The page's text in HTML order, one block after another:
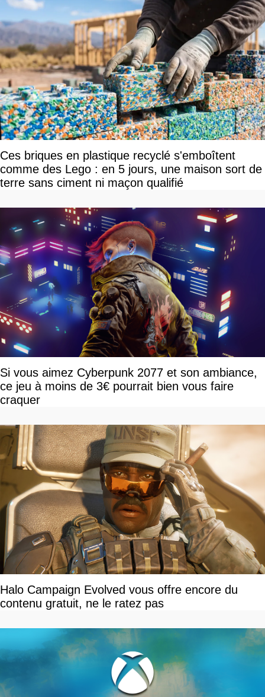
Ces briques en plastique recyclé s'emboîtent
comme des Lego : en 5 jours, une maison sort de
terre sans ciment ni maçon qualifié
Si vous aimez Cyberpunk 2077 et son ambiance,
ce jeu à moins de 3€ pourrait bien vous faire
craquer
Halo Campaign Evolved vous offre encore du
contenu gratuit, ne le ratez pas